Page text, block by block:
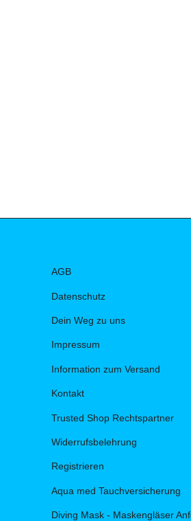
AGB
Datenschutz
Dein Weg zu uns
Impressum
Information zum Versand
Kontakt
Trusted Shop Rechtspartner
Widerrufsbelehrung
Registrieren
Aqua med Tauchversicherung
Diving Mask - Maskengläser